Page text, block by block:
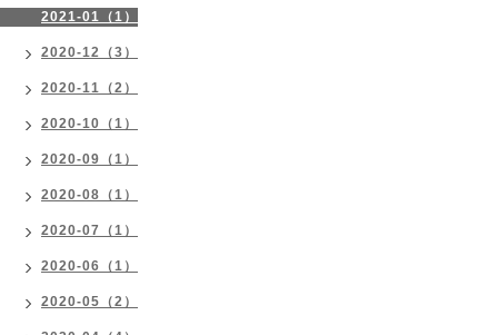
2021-01（1）
2020-12（3）
2020-11（2）
2020-10（1）
2020-09（1）
2020-08（1）
2020-07（1）
2020-06（1）
2020-05（2）